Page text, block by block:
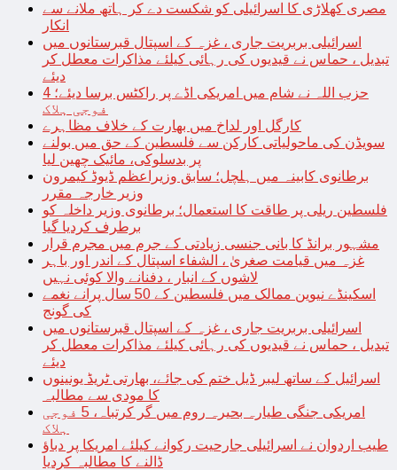
مصری کھلاڑی کا اسرائیلی کو شکست دے کر ہاتھ ملانے سے
انکار
اسرائیلی بربریت جاری ، غزہ کے اسپتال قبرستانوں میں
تبدیل ، حماس نے قیدیوں کی رہائی کیلئے مذاکرات معطل کر
دیئے
حزب اللہ نے شام میں امریکی اڈے پر راکٹس برسا دیئے؛ 4
فوجی ہلاک
کارگل اور لداخ میں بھارت کے خلاف مظاہرے
سویڈن کی ماحولیاتی کارکن سے فلسطین کے حق میں بولنے
پر بدسلوکی، مائیک چھین لیا
برطانوی کابینہ میں ہلچل؛ سابق وزیراعظم ڈیوڈ کیمرون
وزیر خارجہ مقرر
فلسطین ریلی پر طاقت کا استعمال؛ برطانوی وزیر داخلہ کو
برطرف کردیا گیا
مشہور برانڈ کا بانی جنسی زیادتی کے جرم میں مجرم قرار
غزہ میں قیامت صغریٰ ، الشفاء اسپتال کے اندر اور باہر
لاشوں کے انبار ، دفنانے والا کوئی نہیں
اسکینڈے نیوین ممالک میں فلسطین کے 50 سال پرانے نغمے
کی گونج
اسرائیلی بربریت جاری ، غزہ کے اسپتال قبرستانوں میں
تبدیل ، حماس نے قیدیوں کی رہائی کیلئے مذاکرات معطل کر
دیئے
اسرائیل کے ساتھ لیبر ڈیل ختم کی جائے، بھارتی ٹریڈ یونینوں
کا مودی سے مطالبہ
امریکی جنگی طیارہ بحیرہ روم میں گر کرتباہ، 5 فوجی
ہلاک
طیب اردوان نے اسرائیلی جارحیت رکوانے کیلئے امریکا پر دباؤ
ڈالنے کا مطالبہ کردیا